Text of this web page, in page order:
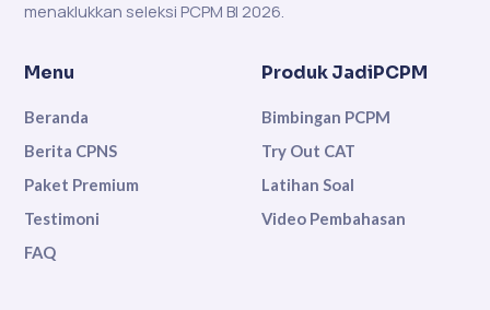
menaklukkan seleksi PCPM BI 2026.
Menu
Beranda
Berita CPNS
Paket Premium
Testimoni
FAQ
Produk JadiPCPM
Bimbingan PCPM
Try Out CAT
Latihan Soal
Video Pembahasan